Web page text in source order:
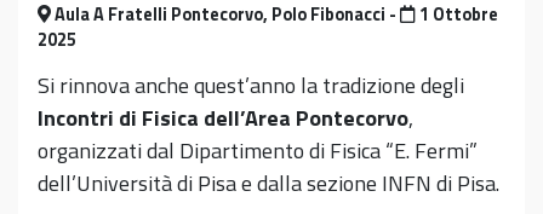
Aula A Fratelli Pontecorvo, Polo Fibonacci -
1 Ottobre
2025
Si rinnova anche quest’anno la tradizione degli
Incontri di Fisica dell’Area Pontecorvo,
organizzati dal Dipartimento di Fisica “E. Fermi”
dell’Università di Pisa e dalla sezione INFN di Pisa.